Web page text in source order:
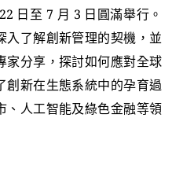
日至 7 月 3 日圓滿舉行。
入了解創新管理的契機，並
家分享，探討如何應對全球
創新在生態系統中的孕育過
、人工智能及綠色金融等領